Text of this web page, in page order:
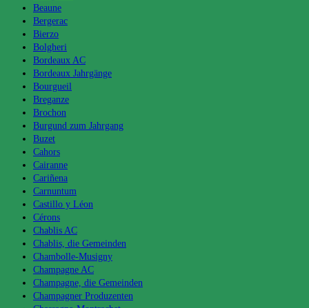
Beaune
Bergerac
Bierzo
Bolgheri
Bordeaux AC
Bordeaux Jahrgänge
Bourgueil
Breganze
Brochon
Burgund zum Jahrgang
Buzet
Cahors
Cairanne
Cariñena
Carnuntum
Castillo y Léon
Cérons
Chablis AC
Chablis, die Gemeinden
Chambolle-Musigny
Champagne AC
Champagne, die Gemeinden
Champagner Produzenten